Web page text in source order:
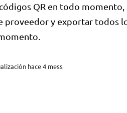
QR en todo
proveedor y exportar todos
hace 4 mess